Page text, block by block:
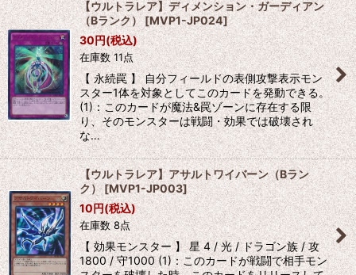
【ウルトラレア】ディメンション・ガーディアン
（Bランク）[MVP1-JP024]
30円(税込)
在庫数 11点
【 永続罠 】 自分フィールドの表側攻撃表示モン
スター1体を対象としてこのカードを発動できる。
(1)：このカードが魔法&罠ゾーンに存在する限
り、そのモンスターは戦闘・効果では破壊され
な…
【ウルトラレア】アサルトワイバーン（Bラン
ク）[MVP1-JP003]
10円(税込)
在庫数 8点
【 効果モンスター 】 星 4 / 光 / ドラゴン族 / 攻
1800 / 守1000 (1)：このカードが戦闘で相手モン